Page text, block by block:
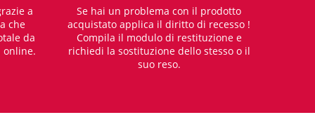
a
che
da
Se hai un problema con il prodotto
acquistato applica il diritto di recesso !
Compila il modulo di restituzione e
richiedi la sostituzione dello stesso o il
suo reso.